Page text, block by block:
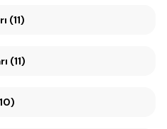
(11)
(11)